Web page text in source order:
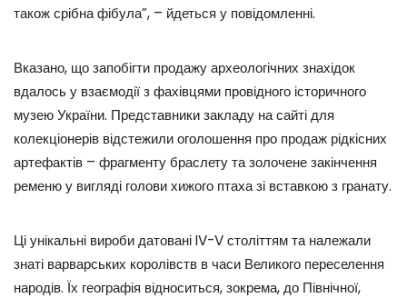
також срібна фібула”, – йдеться у повідомленні.
Вказано, що запобігти продажу археологічних знахідок
вдалось у взаємодії з фахівцями провідного історичного
музею України. Представники закладу на сайті для
колекціонерів відстежили оголошення про продаж рідкісних
артефактів – фрагменту браслету та золочене закінчення
ременю у вигляді голови хижого птаха зі вставкою з гранату.
Ці унікальні вироби датовані IV-V століттям та належали
знаті варварських королівств в часи Великого переселення
народів. Їх географія відноситься, зокрема, до Північної,